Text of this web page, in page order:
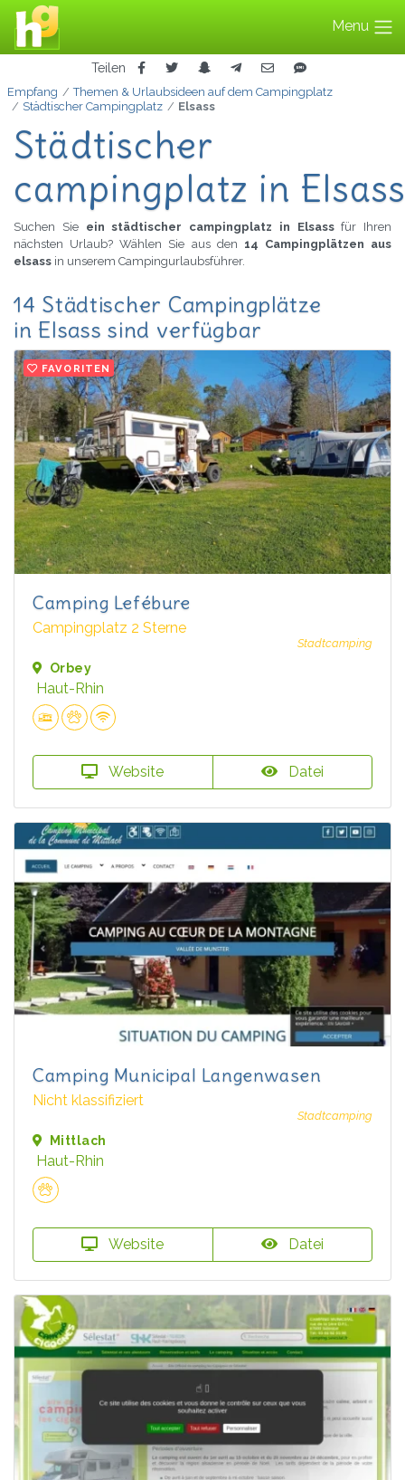
Menu
Teilen
Empfang
Themen & Urlaubsideen auf dem Campingplatz
Städtischer Campingplatz
Elsass
Städtischer
campingplatz in
Suchen Sie ein städtischer campingplatz in Elsassfür Ihren
nächsten Urlaub? Wählen Sie aus den 14 Campingplätzen aus
elsass in unserem Campingurlaubsführer.
14 Städtischer Campingplätze
in Elsass sind verfügbar
FAVORITEN
Camping Lefébure
Campingplatz 2 Sterne
Stadtcamping
Orbey
Haut-Rhin
Website Datei
Camping Municipal Langenwasen
Nicht klassifiziert
Stadtcamping
Mittlach
Haut-Rhin
Website Datei